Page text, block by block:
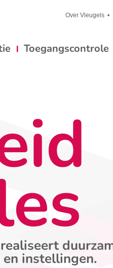
Over Vleugels
Toegangscontrole
instellingen.